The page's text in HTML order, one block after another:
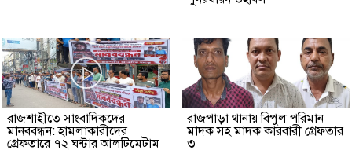
রাজশাহীতে সাংবাদিকদের
মানববন্ধন: হামলাকারীদের
গ্রেফতারে ৭২ ঘণ্টার আলটিমেটাম
রাজপাড়া থানায় বিপুল পরিমান
মাদক সহ মাদক কারবারী গ্রেফতার
৩